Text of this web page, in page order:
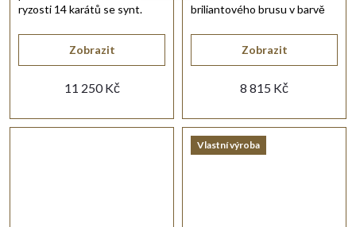
11 250 Kč
Zobrazit
ryzosti 14 karátů se synt.
8 815 Kč
Zobrazit
briliantového brusu v barvě
Vlastní výroba